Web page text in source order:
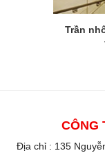
Trần
CÔNG
Địa chỉ : 135